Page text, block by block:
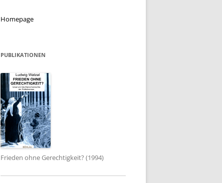
Homepage
PUBLIKATIONEN
Frieden ohne Gerechtigkeit? (1994)